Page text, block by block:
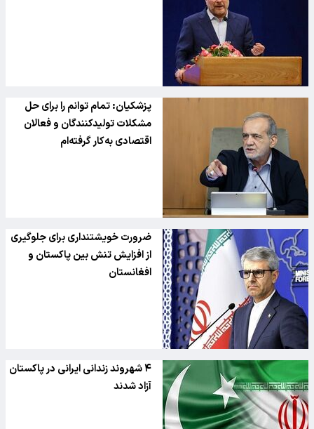
پزشکیان: تمام توانم را برای حل
مشکلات تولیدکنندگان و فعالان
اقتصادی به‌کار گرفته‌ام
ضرورت خویشتنداری برای جلوگیری
از افزایش تنش بین پاکستان و
افغانستان
۴ شهروند زندانی ایرانی در پاکستان
آزاد شدند